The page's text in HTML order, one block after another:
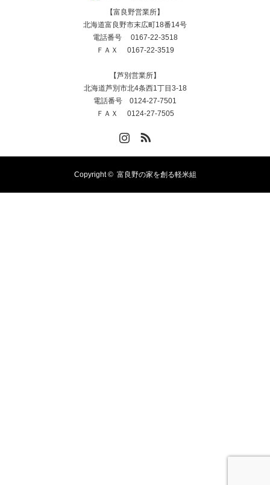
【富良野営業所】
北海道富良野市末広町18番14号
電話番号 0167-22-3518
ＦＡＸ 0167-22-3519
【芦別営業所】
北海道芦別市北4条西1丁目3-18
電話番号 0124-27-7501
ＦＡＸ 0124-27-7505
Copyright © 富良野の家を創る軽米組